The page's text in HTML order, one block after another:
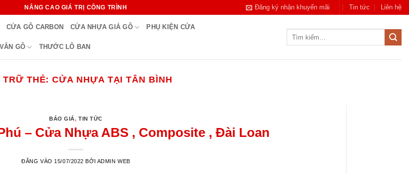
NÂNG CAO GIÁ TRỊ CÔNG TRÌNH Đăng ký nhận khuyến mãi Tin tức Liên hệ
CỬA GỖ CARBON CỬA NHỰA GIẢ GỖ PHỤ KIỆN CỬA
GỖ THƯỚC LỖ BAN
TRỮ THẺ:CỬA NHỰA TẠI TÂN BÌNH
BÁO GIÁ,TIN TỨC
– Cửa Nhựa ABS , Composite , Đài Loan
ĐĂNG VÀO 15/07/2022 BỞI ADMIN WEB